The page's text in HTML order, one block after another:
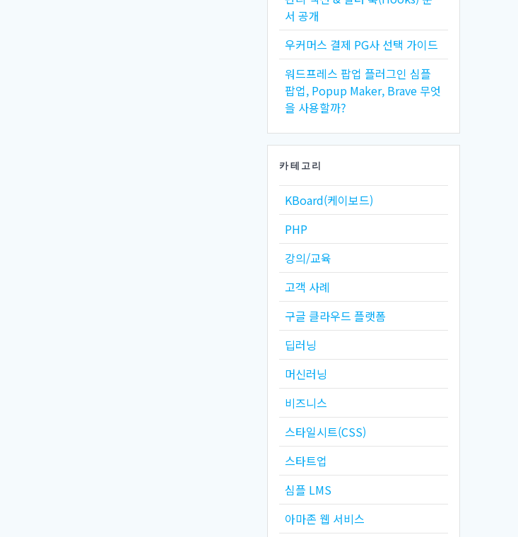
서 공개
우커머스 결제 PG사 선택 가이드
워드프레스 팝업 플러그인 심플
팝업, Popup Maker, Brave 무엇
을 사용할까?
카테고리
KBoard(케이보드)
PHP
강의/교육
고객 사례
구글 클라우드 플랫폼
딥러닝
머신러닝
비즈니스
스타일시트(CSS)
스타트업
심플 LMS
아마존 웹 서비스